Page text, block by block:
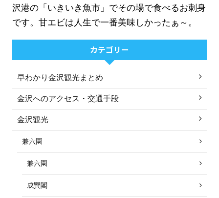
沢港の「いきいき魚市」でその場で食べるお刺身
です。甘エビは人生で一番美味しかったぁ～。
カテゴリー
早わかり金沢観光まとめ
金沢へのアクセス・交通手段
金沢観光
兼六園
兼六園
成巽閣